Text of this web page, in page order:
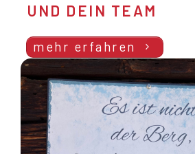
UND DEIN TEAM
mehr erfahren